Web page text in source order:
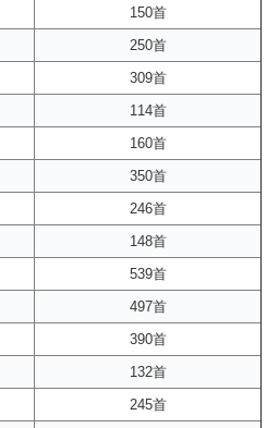
150首
250首
309首
114首
160首
350首
246首
148首
539首
497首
390首
132首
245首